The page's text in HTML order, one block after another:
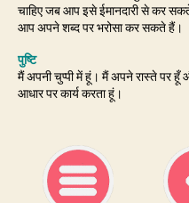
चाहिए जब आप इसे ईमानदारी से कर
आप अपने शब्द पर भरोसा कर सकते हैं।
पुष्टि
मैं अपनी चुप्पी में हूं। मैं अपने रास्ते पर
आधार पर कार्य करता हूं।